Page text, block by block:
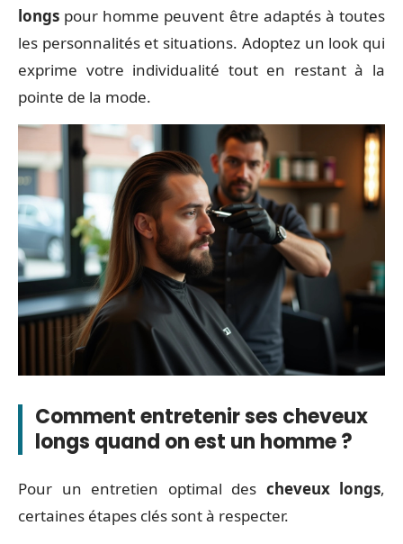
longs pour homme peuvent être adaptés à toutes
les personnalités et situations. Adoptez un look qui
exprime votre individualité tout en restant à la
pointe de la mode.
Comment entretenir ses cheveux
longs quand on est un homme ?
Pour un entretien optimal des cheveux longs,
certaines étapes clés sont à respecter.